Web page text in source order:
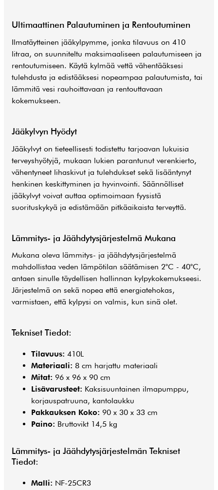
Ultimaattinen Palautuminen ja Rentoutuminen
Ilmatäytteinen jääkylpymme, jonka tilavuus on 410
litraa, on suunniteltu maksimaaliseen palautumiseen ja
rentoutumiseen. Käytä kylmää vettä vähentääksesi
tulehdusta ja edistääksesi nopeampaa palautumista, tai
lämmitä vesi rauhoittavaan ja rentouttavaan
kokemukseen.
Jääkylvyn Hyödyt
Jääkylvyt on tieteellisesti todistettu tarjoavan lukuisia
terveyshyötyjä, mukaan lukien parantunut verenkierto,
vähentyneet lihaskivut ja tulehdukset sekä lisääntynyt
henkinen keskittyminen ja hyvinvointi. Säännölliset
jääkylvyt voivat auttaa optimoimaan fyysistä
suorituskykyä ja edistämään pitkäaikaista terveyttä.
Lämmitys- ja Jäähdytysjärjestelmä Mukana
Mukana oleva lämmitys- ja jäähdytysjärjestelmä
mahdollistaa veden lämpötilan säätämisen 2°C - 40°C,
antaen sinulle täydellisen hallinnan kylpykokemukseesi.
Järjestelmä on sekä nopea että energiatehokas,
varmistaen, että kylpysi on valmis, kun sinä olet.
Tekniset Tiedot:
Tilavuus: 410L
Materiaali: 8 cm harjattu materiaali
Mitat: 96 x 96 x 90 cm
Lisävarusteet: Kaksisuuntainen ilmapumppu,
korjauspatruuna, kantolaukku
Pakkauksen Koko: 90 x 30 x 33 cm
Paino: Bruttovikt 14,5 kg
Lämmitys- ja Jäähdytysjärjestelmän Tekniset
Tiedot:
Malli: NF-25CR3